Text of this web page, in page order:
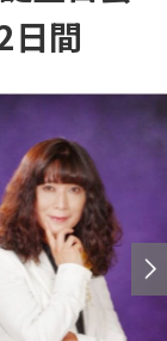
日間